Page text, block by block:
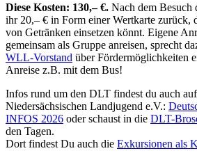
Diese Kosten: 130,– €. Nach dem Besuch
ihr 20,– € in Form einer Wertkarte zurück,
von Getränken einsetzen könnt. Eigene
gemeinsam als Gruppe anreisen, sprecht
WLL-Vorstand über Fördermöglichkeiten
Anreise z.B. mit dem Bus!
Infos rund um den DLT findest du auch
Niedersächsischen Landjugend e.V.:
INFOS 2026 oder schaust in die DLT-
den Tagen.
Dort findest Du auch die Exkursionen als